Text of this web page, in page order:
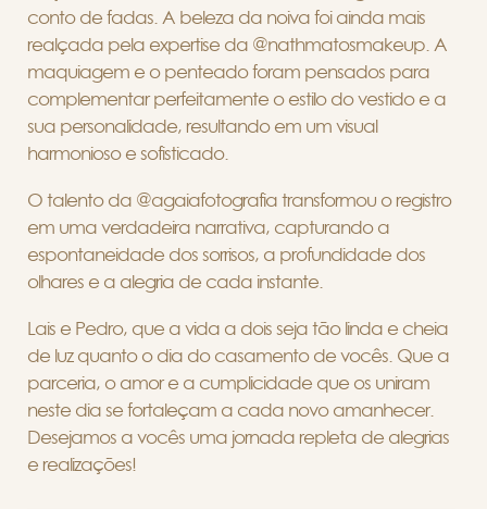
conto de fadas. A beleza da noiva foi ainda mais
realçada pela expertise da @nathmatosmakeup. A
maquiagem e o penteado foram pensados para
complementar perfeitamente o estilo do vestido e a
sua personalidade, resultando em um visual
harmonioso e sofisticado.
O talento da @agaiafotografia transformou o registro
em uma verdadeira narrativa, capturando a
espontaneidade dos sorrisos, a profundidade dos
olhares e a alegria de cada instante.
Lais e Pedro, que a vida a dois seja tão linda e cheia
de luz quanto o dia do casamento de vocês. Que a
parceria, o amor e a cumplicidade que os uniram
neste dia se fortaleçam a cada novo amanhecer.
Desejamos a vocês uma jornada repleta de alegrias
e realizações!